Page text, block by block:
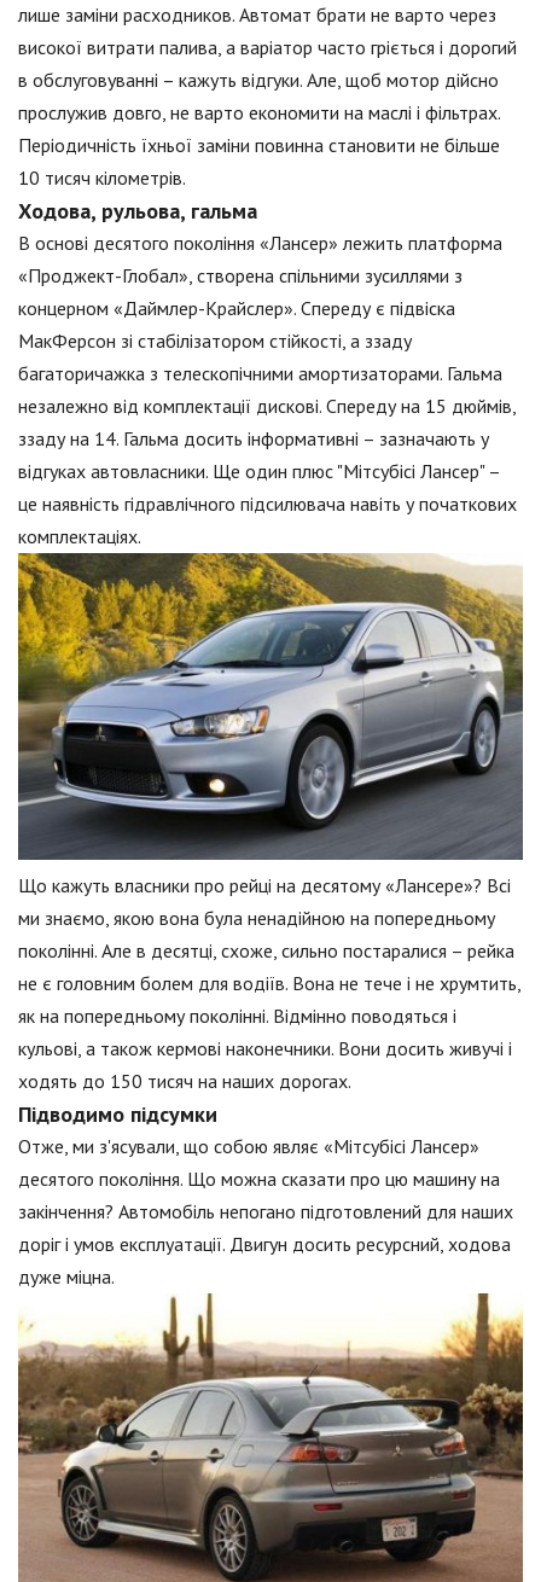
лише заміни расходников. Автомат брати не варто через
високої витрати палива, а варіатор часто гріється і дорогий
в обслуговуванні – кажуть відгуки. Але, щоб мотор дійсно
прослужив довго, не варто економити на маслі і фільтрах.
Періодичність їхньої заміни повинна становити не більше
10 тисяч кілометрів.
Ходова, рульова, гальма
В основі десятого покоління «Лансер» лежить платформа
«Проджект-Глобал», створена спільними зусиллями з
концерном «Даймлер-Крайслер». Спереду є підвіска
МакФерсон зі стабілізатором стійкості, а ззаду
багаторичажка з телескопічними амортизаторами. Гальма
незалежно від комплектації дискові. Спереду на 15 дюймів,
ззаду на 14. Гальма досить інформативні – зазначають у
відгуках автовласники. Ще один плюс "Мітсубісі Лансер" –
це наявність гідравлічного підсилювача навіть у початкових
комплектаціях.
Що кажуть власники про рейці на десятому «Лансере»? Всі
ми знаємо, якою вона була ненадійною на попередньому
поколінні. Але в десятці, схоже, сильно постаралися – рейка
не є головним болем для водіїв. Вона не тече і не хрумтить,
як на попередньому поколінні. Відмінно поводяться і
кульові, а також кермові наконечники. Вони досить живучі і
ходять до 150 тисяч на наших дорогах.
Підводимо підсумки
Отже, ми з'ясували, що собою являє «Мітсубісі Лансер»
десятого покоління. Що можна сказати про цю машину на
закінчення? Автомобіль непогано підготовлений для наших
доріг і умов експлуатації. Двигун досить ресурсний, ходова
дуже міцна.